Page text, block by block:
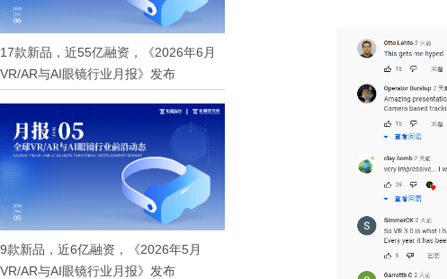
17款新品，近55亿融资，《2026年6月
VR/AR与AI眼镜行业月报》发布
9款新品，近6亿融资，《2026年5月
VR/AR与AI眼镜行业月报》发布